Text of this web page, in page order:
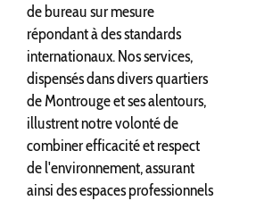
de bureau sur mesure
répondant à des standards
internationaux. Nos services,
dispensés dans divers quartiers
de Montrouge et ses alentours,
illustrent notre volonté de
combiner efficacité et respect
de l'environnement, assurant
ainsi des espaces professionnels